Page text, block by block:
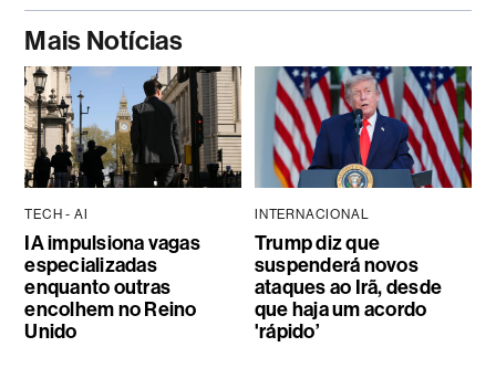
Mais Notícias
TECH - AI
IA impulsiona vagas
especializadas
enquanto outras
encolhem no Reino
Unido
INTERNACIONAL
Trump diz que
suspenderá novos
ataques ao Irã, desde
que haja um acordo
'rápido’